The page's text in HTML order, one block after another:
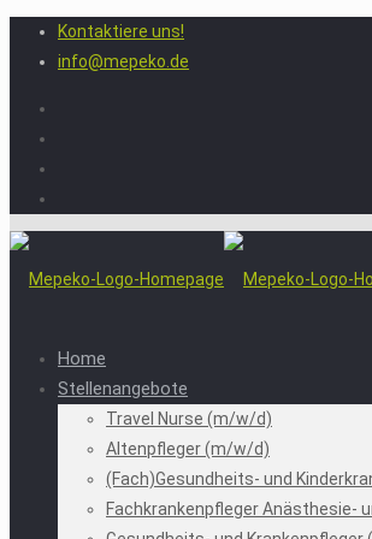
Kontaktiere uns!
info@mepeko.de
Home
Stellenangebote
Travel Nurse (m/w/d)
Altenpfleger (m/w/d)
(Fach)Gesundheits- und
Fachkrankenpfleger Anästhesie-